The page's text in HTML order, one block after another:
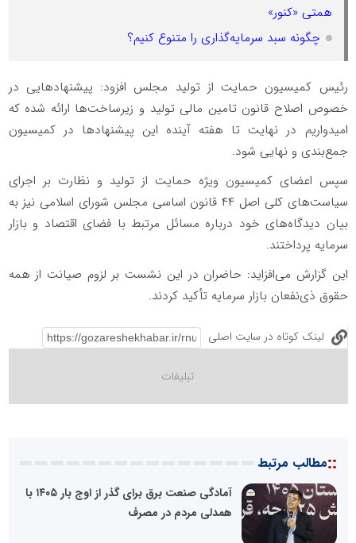
همتی «کنور»
چگونه سبد سرمایه‌گذاری را متنوع کنیم؟
رئیس کمیسیون حمایت از تولید مجلس افزود: پیشنهاد‌هایی در
خصوص اصلاح قانون تامین مالی تولید و زیرساخت‌ها ارائه شده که
امیدواریم در نهایت تا هفته آینده این پیشنهاد‌ها در کمیسیون
جمع‌بندی و نهایی شود.
سپس اعضای کمیسیون ویژه حمایت از تولید و نظارت بر اجرای
سیاست‌های کلی اصل ۴۴ قانون اساسی مجلس شورای اسلامی نیز به
بیان دیدگاه‌های خود درباره مسائل مرتبط با فضای اقتصاد و بازار
سرمایه پرداختند.
این گزارش می‌افزاید: حاضران در این نشست بر لزوم صیانت از همه
حقوق ذی‌نفعان بازار سرمایه تأکید کردند.
لینک کوتاه در سایت اصلی
::مطالب مرتبط
آمادگی صنعت برق برای گذر از اوج بار ۱۴۰۵ با
همدلی مردم در مصرف